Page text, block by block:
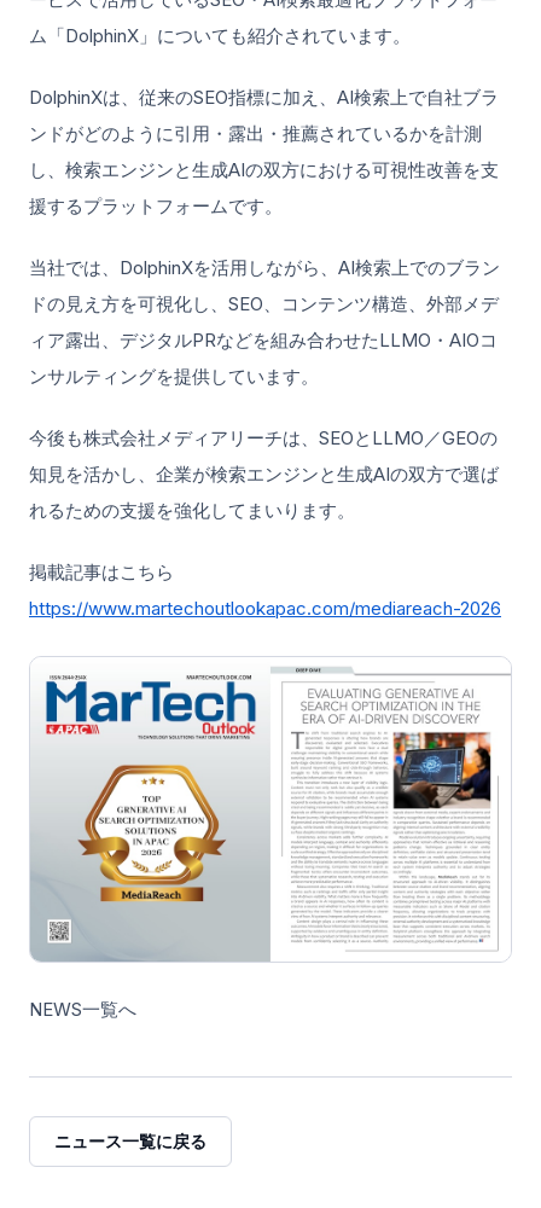
ム「DolphinX」についても紹介されています。
DolphinXは、従来のSEO指標に加え、AI検索上で自社ブラ
ンドがどのように引用・露出・推薦されているかを計測
し、検索エンジンと生成AIの双方における可視性改善を支
援するプラットフォームです。
当社では、DolphinXを活用しながら、AI検索上でのブラン
ドの見え方を可視化し、SEO、コンテンツ構造、外部メデ
ィア露出、デジタルPRなどを組み合わせたLLMO・AIOコ
ンサルティングを提供しています。
今後も株式会社メディアリーチは、SEOとLLMO／GEOの
知見を活かし、企業が検索エンジンと生成AIの双方で選ば
れるための支援を強化してまいります。
掲載記事はこちら
https://www.martechoutlookapac.com/mediareach-2026
NEWS一覧へ
ニュース一覧に戻る